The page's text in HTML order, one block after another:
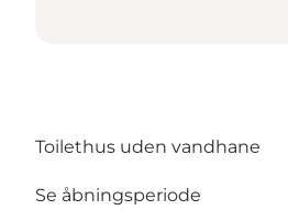
Toilethus uden vandhane
Se åbningsperiode